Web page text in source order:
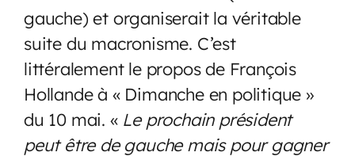
gauche) et organiserait la véritable
suite du macronisme. C’est
littéralement le propos de François
Hollande à « Dimanche en politique »
du 10 mai. « Le prochain président
peut être de gauche mais pour gagner